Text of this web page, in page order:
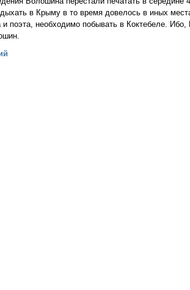
в Крыму в то время довелось в иных
поэта, необходимо побывать в Коктебеле.